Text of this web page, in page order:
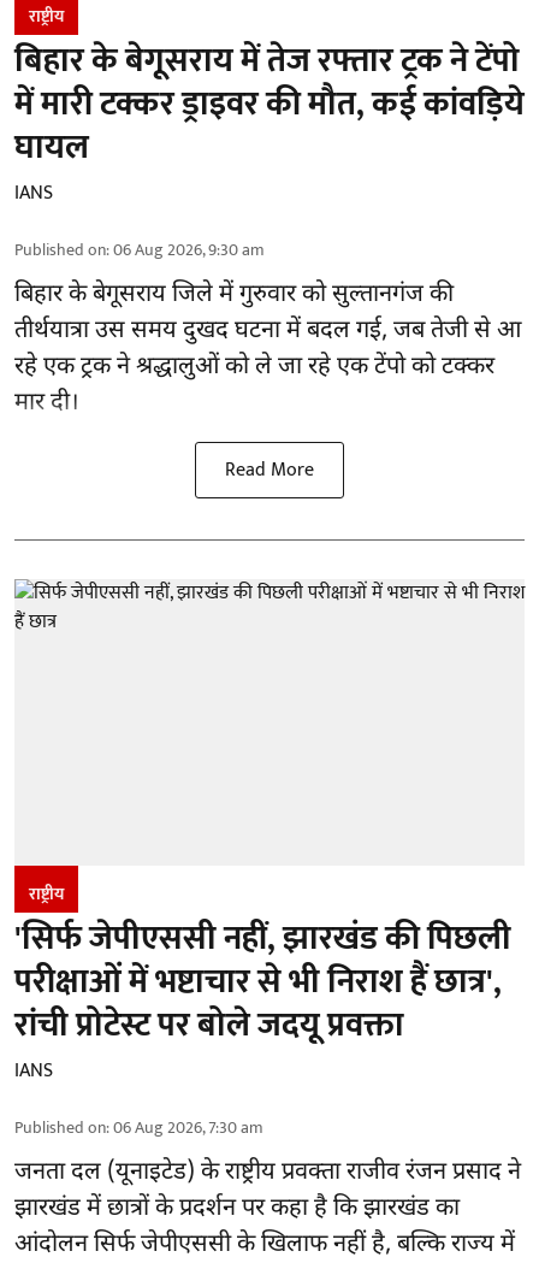
राष्ट्रीय
बिहार के बेगूसराय में तेज रफ्तार ट्रक ने टेंपो
में मारी टक्कर ड्राइवर की मौत, कई कांवड़िये
घायल
IANS
Published on:06 Aug 2026, 9:30 am
बिहारके बेगूसराय जिले में गुरुवार को सुल्तानगंज की
तीर्थयात्रा उस समय दुखद घटना में बदल गई, जब तेजी से आ
रहे एक ट्रक ने श्रद्धालुओं को ले जा रहे एक टेंपो को टक्कर
मार दी।
Read More
राष्ट्रीय
'सिर्फ जेपीएससी नहीं, झारखंड की पिछली
परीक्षाओं में भष्टाचार से भी निराश हैं छात्र',
रांची प्रोटेस्ट पर बोले जदयू प्रवक्ता
IANS
Published on:06 Aug 2026, 7:30 am
जनता दल (यूनाइटेड) के राष्ट्रीय प्रवक्ता राजीव रंजन प्रसाद ने
झारखंड में छात्रों के प्रदर्शन पर कहा है कि झारखंड का
आंदोलन सिर्फजेपीएससीके खिलाफ नहीं है, बल्कि राज्य में